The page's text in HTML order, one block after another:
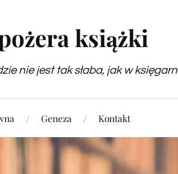
książki
nie jest tak słaba, jak w
Geneza Kontakt